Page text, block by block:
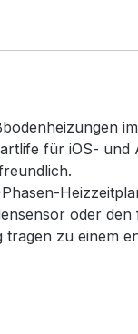
für iOS- und
oder
zu einem